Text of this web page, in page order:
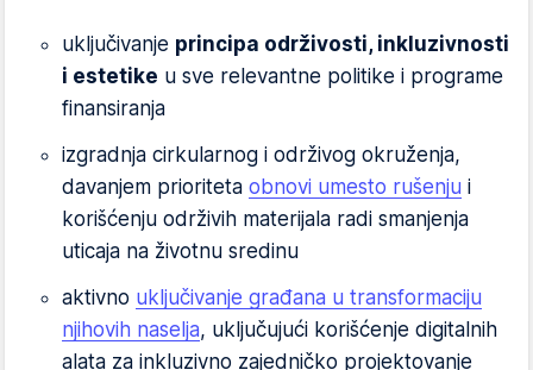
uključivanje principa održivosti, inkluzivnosti
i estetike u sve relevantne politike i programe
finansiranja
izgradnja cirkularnog i održivog okruženja,
davanjem prioriteta obnovi umesto rušenju i
korišćenju održivih materijala radi smanjenja
uticaja na životnu sredinu
aktivno uključivanje građana u transformaciju
njihovih naselja, uključujući korišćenje digitalnih
alata za inkluzivno zajedničko projektovanje